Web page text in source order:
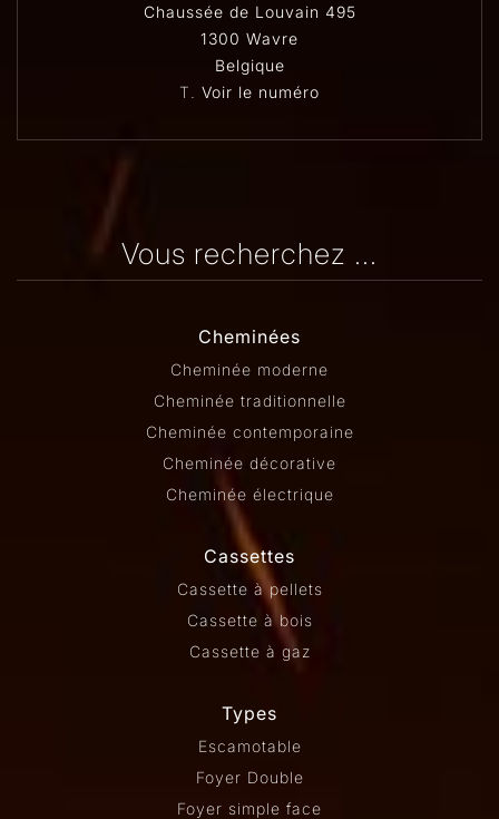
Chaussée de Louvain 495
1300 Wavre
Belgique
T. Voir le numéro
Vous recherchez ...
Cheminées
Cheminée moderne
Cheminée traditionnelle
Cheminée contemporaine
Cheminée décorative
Cheminée électrique
Cassettes
Cassette à pellets
Cassette à bois
Cassette à gaz
Types
Escamotable
Foyer Double
Foyer simple face